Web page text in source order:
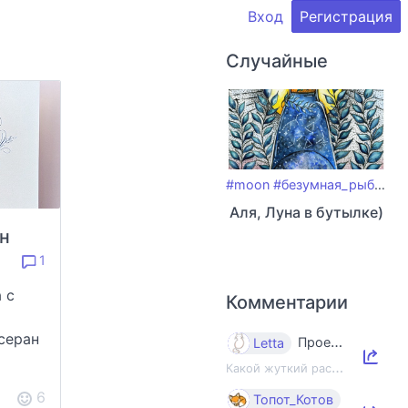
Вход Регистрация
1
с
6
Случайные
#moon #безумная_рыба
Аля, Луна в бутылке)
Комментарии
Letta Проект «Панама»: как ИИ-индустрия уничтожает книги и знания
К
акой жуткий рассказ, какие жуткие фото…
Топот_Котов